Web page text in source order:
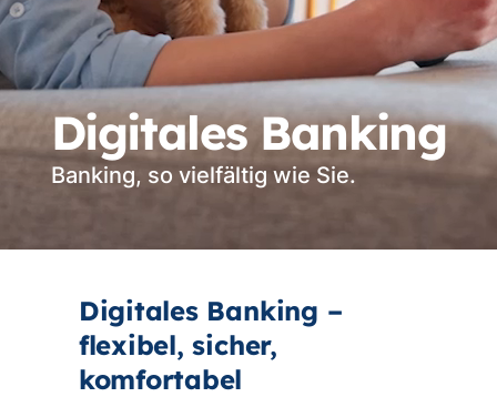
Digitales Banking
Banking, so vielfältig wie Sie.
Digitales Banking –
flexibel, sicher,
komfortabel